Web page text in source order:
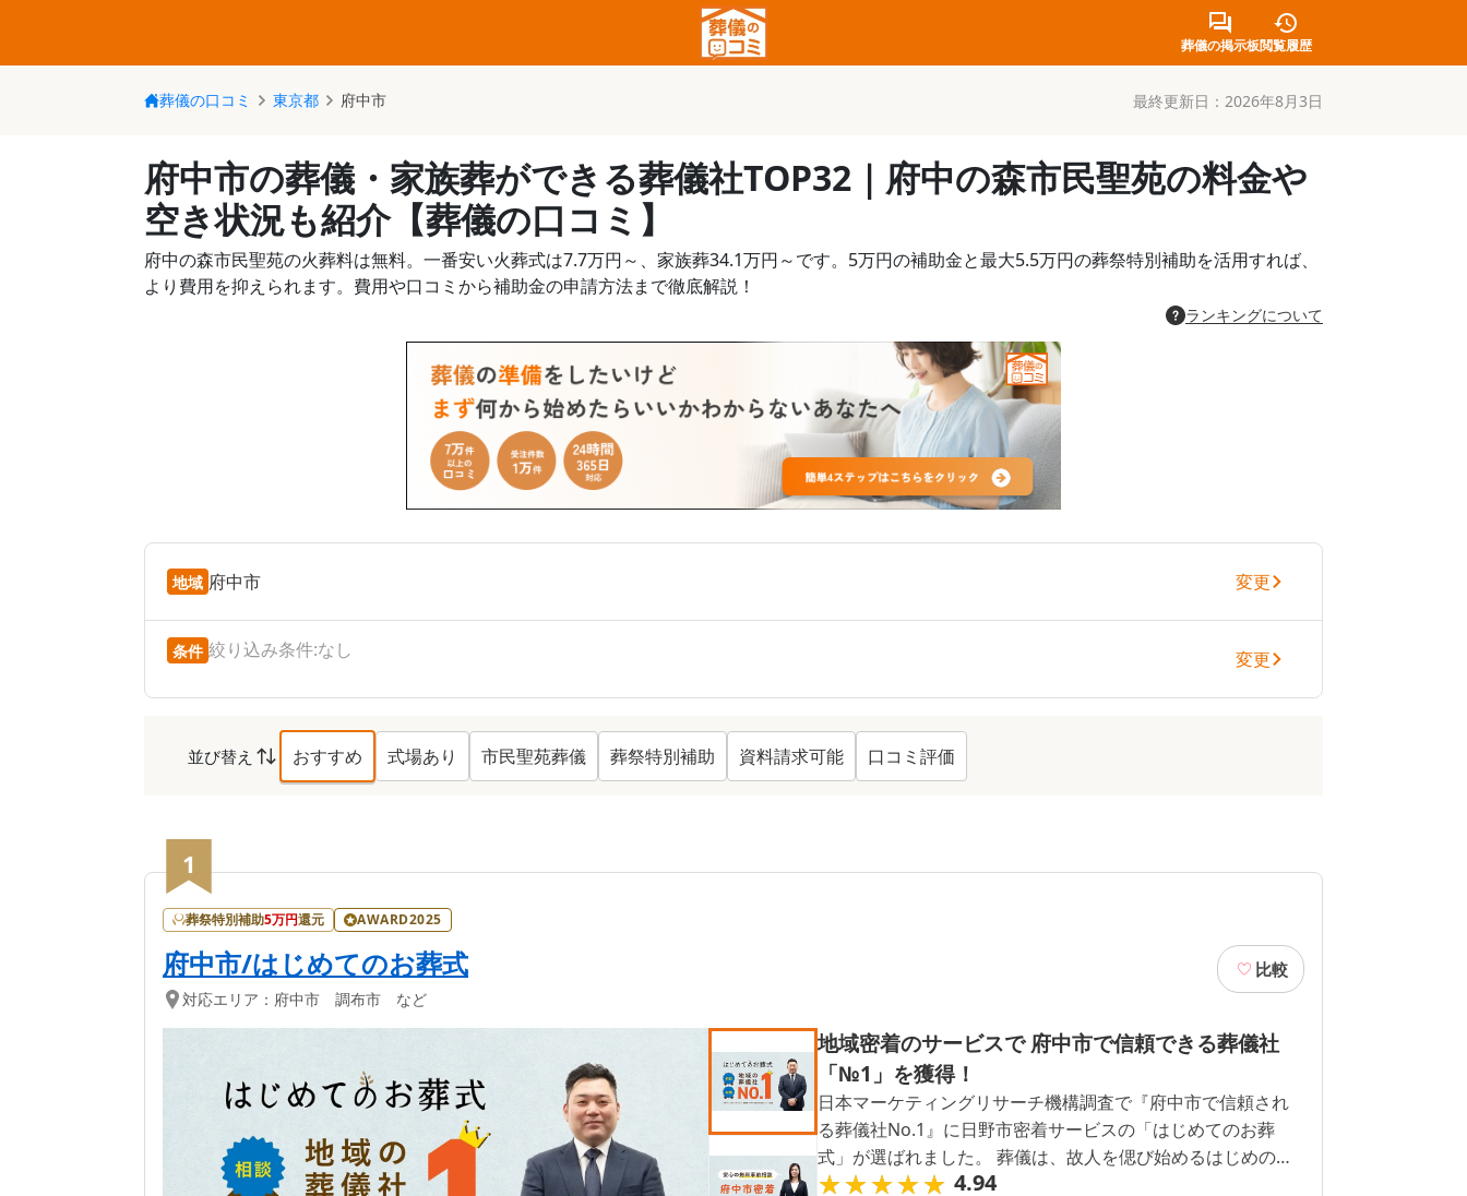
葬儀の掲示板閲覧履歴
葬儀の口コミ 東京都 府中市 最終更新日： 2026年8月3日
府中市の葬儀・家族葬ができる葬儀社TOP32｜府中の森市民聖苑の料金や
空き状況も紹介【葬儀の口コミ】
府中の森市民聖苑の火葬料は無料。一番安い火葬式は7.7万円～、家族葬34.1万円～です。5万円の補助金と最大5.5万円の葬祭特別補助を活用すれば、
より費用を抑えられます。費用や口コミから補助金の申請方法まで徹底解説！
ランキングについて
地域 府中市 変更
条件 絞り込み条件:なし 変更
並び替え おすすめ 式場あり 市民聖苑葬儀 葬祭特別補助 資料請求可能 口コミ評価
府中市
1
葬祭特別補助5万円還元 AWARD2025
府中市/はじめてのお葬式
対応エリア： 府中市 調布市 など
比較
地域密着のサービスで 府中市で信頼できる葬儀社
「№1」を獲得！
日本マーケティングリサーチ機構調査で『府中市で信頼され
る葬儀社No.1』に日野市密着サービスの「はじめてのお葬
式」が選ばれました。 葬儀は、故人を偲び始めるはじめの一
歩。しかし多くの方が「わからないことばかり」の状態のま
★★★★★
★★★★★ 4.94